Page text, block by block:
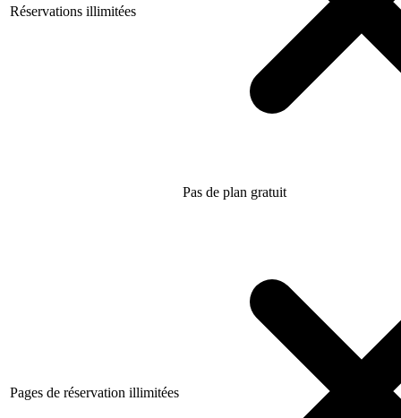
Réservations illimitées
Pas de plan gratuit
Pages de réservation illimitées